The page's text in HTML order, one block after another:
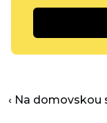
‹ Na domovskou